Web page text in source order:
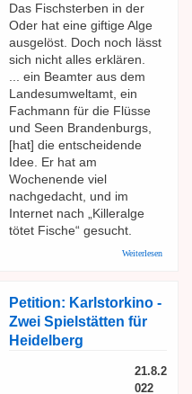
Demokratie e.V.: Praxis-Workshop -
Das Fischsterben in der
Oder hat eine giftige Alge
ausgelöst. Doch noch lässt
sich nicht alles erklären.
... ein Beamter aus dem
Landesumweltamt, ein
Fachmann für die Flüsse
und Seen Brandenburgs,
[hat] die entscheidende
Idee. Er hat am
Wochenende viel
nachgedacht, und im
Internet nach „Killeralge
tötet Fische“ gesucht.
Weiterlesen
Petition: Karlstorkino -
Zwei Spielstätten für
Heidelberg
21.8.2
022